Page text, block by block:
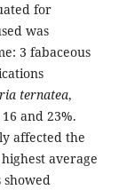
for
was
3 fabaceous
ternatea,
and 23%.
affected the
average
showed